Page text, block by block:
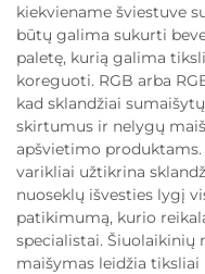
kiekviename šviestuve
būtų galima sukurti
paletę, kurią galima
koreguoti. RGB arba
kad sklandžiai
skirtumus ir nelygų
apšvietimo
varikliai užtikrina
nuoseklų išvesties lygį
patikimumą, kurio
specialistai. Šiuolaikinių
maišymas leidžia